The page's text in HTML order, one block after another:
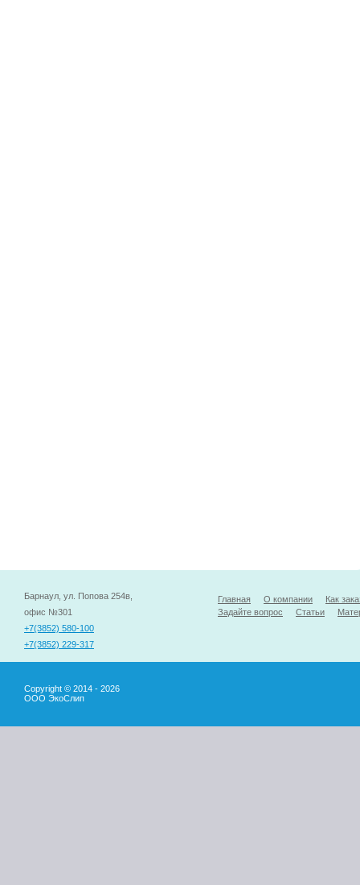
Барнаул, ул. Попова 254в,
офис №301
+7(3852) 580-100
+7(3852) 229-317
Главная О компании
Как
Задайте вопрос
Статьи
Copyright © 2014 - 2026
ООО ЭкоСлип